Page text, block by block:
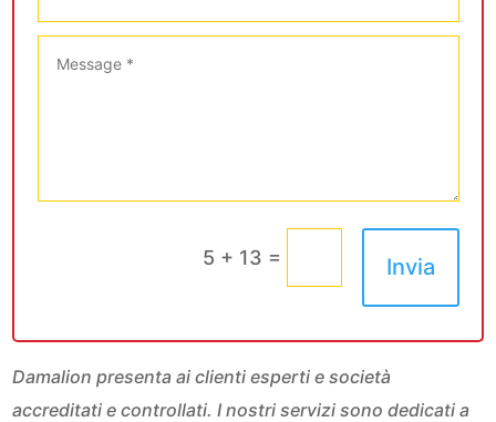
5 + 13 = Invia
Damalion presenta ai clienti esperti e società
accreditati e controllati. I nostri servizi sono dedicati a